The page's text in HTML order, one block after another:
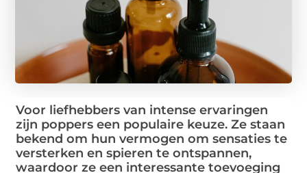
Voor liefhebbers van intense ervaringen
zijn poppers een populaire keuze. Ze staan
bekend om hun vermogen om sensaties te
versterken en spieren te ontspannen,
waardoor ze een interessante toevoeging